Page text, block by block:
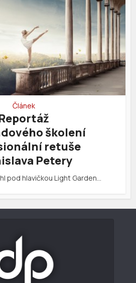
Článek
školení
retuše
Petery
pod hlavičkou Light Garden…